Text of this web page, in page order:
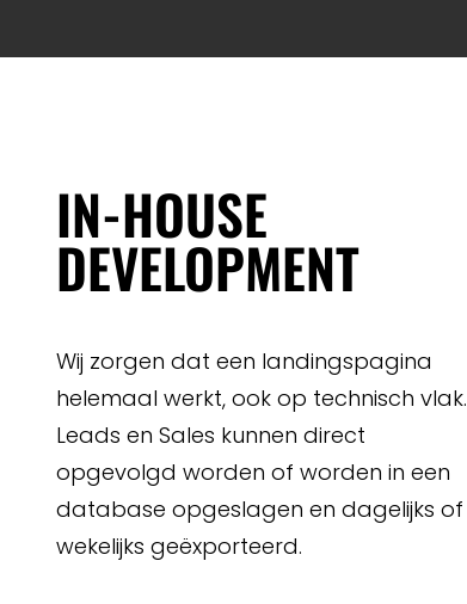
IN-HOUSE
DEVELOPMENT
Wij zorgen dat een landingspagina
helemaal werkt, ook op technisch vlak.
Leads en Sales kunnen direct
opgevolgd worden of worden in een
database opgeslagen en dagelijks of
wekelijks geëxporteerd.